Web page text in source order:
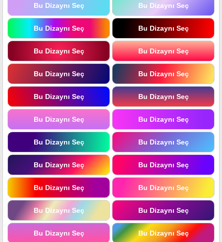
Bu Dizaynı Seç Bu Dizaynı Seç
Bu Dizaynı Seç Bu Dizaynı Seç
Bu Dizaynı Seç Bu Dizaynı Seç
Bu Dizaynı Seç Bu Dizaynı Seç
Bu Dizaynı Seç Bu Dizaynı Seç
Bu Dizaynı Seç Bu Dizaynı Seç
Bu Dizaynı Seç Bu Dizaynı Seç
Bu Dizaynı Seç Bu Dizaynı Seç
Bu Dizaynı Seç Bu Dizaynı Seç
Bu Dizaynı Seç Bu Dizaynı Seç
Bu Dizaynı Seç Bu Dizaynı Seç